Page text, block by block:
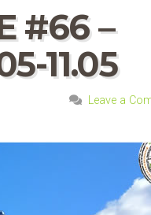
#66 –
11.05
Leave a